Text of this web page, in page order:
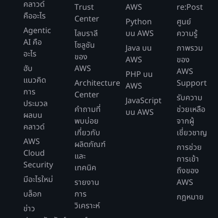
คลาวด์
คืออะไร
Agentic
AI คือ
อะไร
ฮับ
แนวคิด
การ
ประมวล
ผลบน
คลาวด์
AWS
Cloud
Security
มีอะไรใหม่
บล็อก
ข่าว
Trust
Center
ไลบราลี
โซลูชัน
ของ
AWS
Architecture
Center
คำถามที่
พบบ่อย
เกี่ยวกับ
ผลิตภัณฑ์
และ
เทคนิค
รายงาน
การ
วิเคราะห์
AWS
Python
บน AWS
Java บน
AWS
PHP บน
AWS
JavaScript
บน AWS
re:Post
ศูนย์
ความรู้
ภาพรวม
ของ
AWS
Support
รับความ
ช่วยเหลือ
จากผู้
เชี่ยวชาญ
การช่วย
การเข้า
ถึงของ
AWS
กฎหมาย